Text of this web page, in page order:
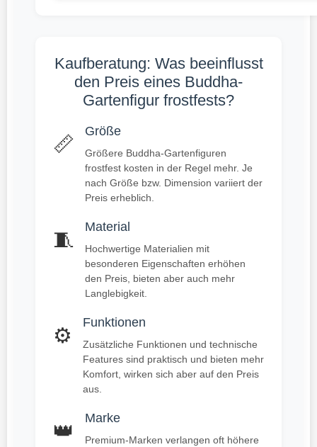
Kaufberatung: Was beeinflusst
den Preis eines Buddha-
Gartenfigur frostfests?
📏
Größe
Größere Buddha-Gartenfiguren
frostfest kosten in der Regel mehr. Je
nach Größe bzw. Dimension variiert der
Preis erheblich.
🧵
Material
Hochwertige Materialien mit
besonderen Eigenschaften erhöhen
den Preis, bieten aber auch mehr
Langlebigkeit.
⚙️
Funktionen
Zusätzliche Funktionen und technische
Features sind praktisch und bieten mehr
Komfort, wirken sich aber auf den Preis
aus.
👑
Marke
Premium-Marken verlangen oft höhere